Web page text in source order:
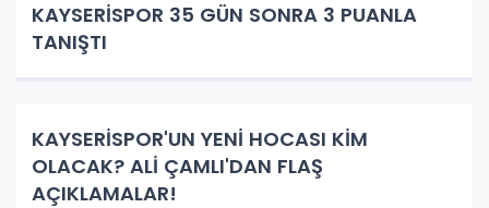
KAYSERİSPOR 35 GÜN SONRA 3 PUANLA
TANIŞTI
KAYSERİSPOR'UN YENİ HOCASI KİM
OLACAK? ALİ ÇAMLI'DAN FLAŞ
AÇIKLAMALAR!